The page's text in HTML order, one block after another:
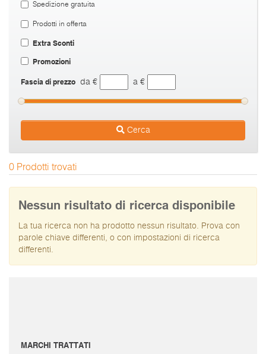
Spedizione gratuita
Prodotti in offerta
Extra Sconti
Promozioni
Fascia di prezzo da € a €
Cerca
0 Prodotti trovati
Nessun risultato di ricerca disponibile
La tua ricerca non ha prodotto nessun risultato. Prova con
parole chiave differenti, o con impostazioni di ricerca
differenti.
MARCHI TRATTATI